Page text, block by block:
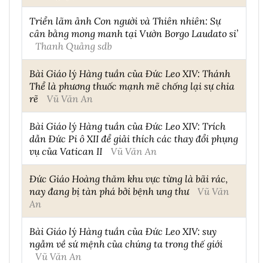
Triển lãm ảnh Con người và Thiên nhiên: Sự
cân bằng mong manh tại Vườn Borgo Laudato si’
Thanh Quảng sdb
Bài Giáo lý Hàng tuần của Đức Leo XIV: Thánh
Thể là phương thuốc mạnh mẽ chống lại sự chia
rẽ
Vũ Văn An
Bài Giáo lý Hàng tuần của Đức Leo XIV: Trích
dẫn Đức Pi ô XII để giải thích các thay đổi phụng
vụ của Vatican II
Vũ Văn An
Đức Giáo Hoàng thăm khu vực từng là bãi rác,
nay đang bị tàn phá bởi bệnh ung thư
Vũ Văn
An
Bài Giáo lý Hàng tuần của Đức Leo XIV: suy
ngẫm về sứ mệnh của chúng ta trong thế giới
Vũ Văn An